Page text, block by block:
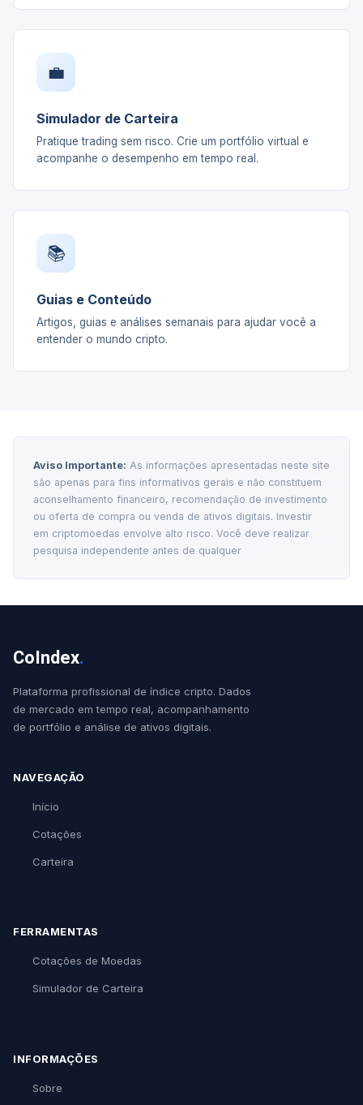
💼
Simulador de Carteira
Pratique trading sem risco. Crie um portfólio virtual e
acompanhe o desempenho em tempo real.
📚
Guias e Conteúdo
Artigos, guias e análises semanais para ajudar você a
entender o mundo cripto.
Aviso Importante: As informações apresentadas neste site
são apenas para fins informativos gerais e não constituem
aconselhamento financeiro, recomendação de investimento
ou oferta de compra ou venda de ativos digitais. Investir
em criptomoedas envolve alto risco. Você deve realizar
pesquisa independente antes de qualquer
CoIndex.
Plataforma profissional de índice cripto. Dados
de mercado em tempo real, acompanhamento
de portfólio e análise de ativos digitais.
NAVEGAÇÃO
Início
Cotações
Carteira
FERRAMENTAS
Cotações de Moedas
Simulador de Carteira
INFORMAÇÕES
Sobre